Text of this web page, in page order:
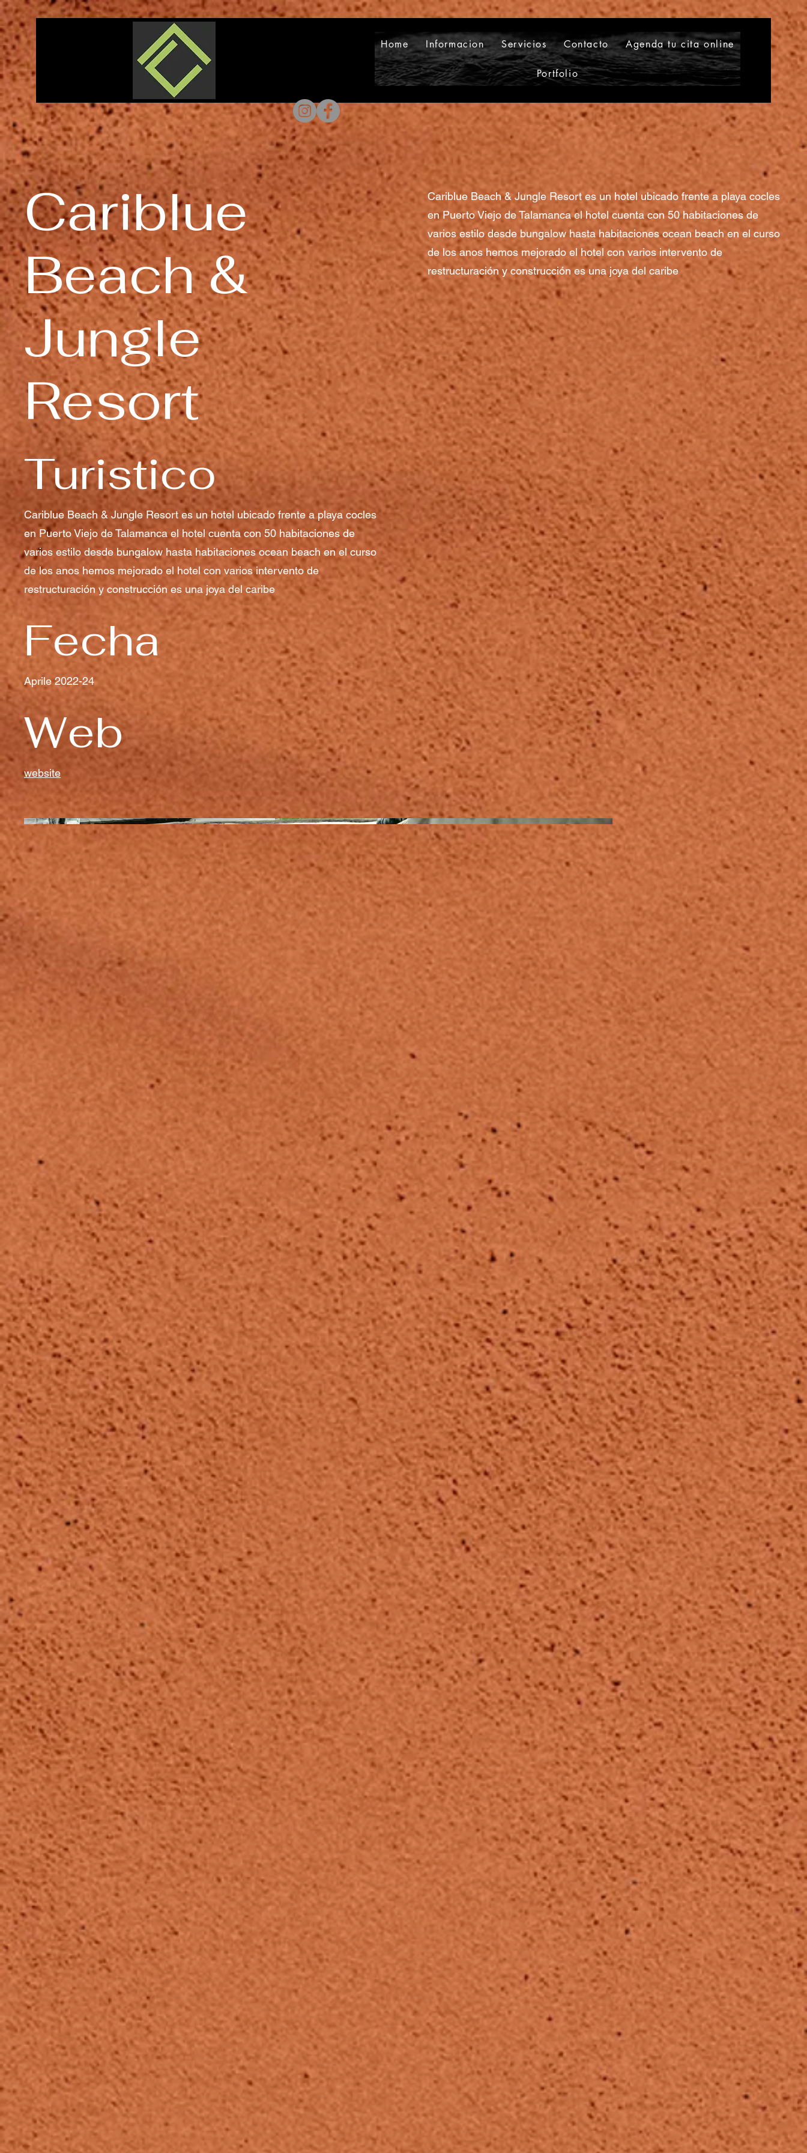
Home Informacion Servicios Contacto Agenda tu cita online
Portfolio
Cariblue
Beach &
Jungle
Resort
Turistico
Cariblue Beach & Jungle Resort es un hotel ubicado frente a playa cocles
en Puerto Viejo de Talamanca el hotel cuenta con 50 habitaciones de
varios estilo desde bungalow hasta habitaciones ocean beach en el curso
de los anos hemos mejorado el hotel con varios intervento de
restructuración y construcción es una joya del caribe
Fecha
Aprile 2022-24
Web
website
Cariblue Beach & Jungle Resort es un hotel ubicado frente a playa cocles
en Puerto Viejo de Talamanca el hotel cuenta con 50 habitaciones de
varios estilo desde bungalow hasta habitaciones ocean beach en el curso
de los anos hemos mejorado el hotel con varios intervento de
restructuración y construcción es una joya del caribe